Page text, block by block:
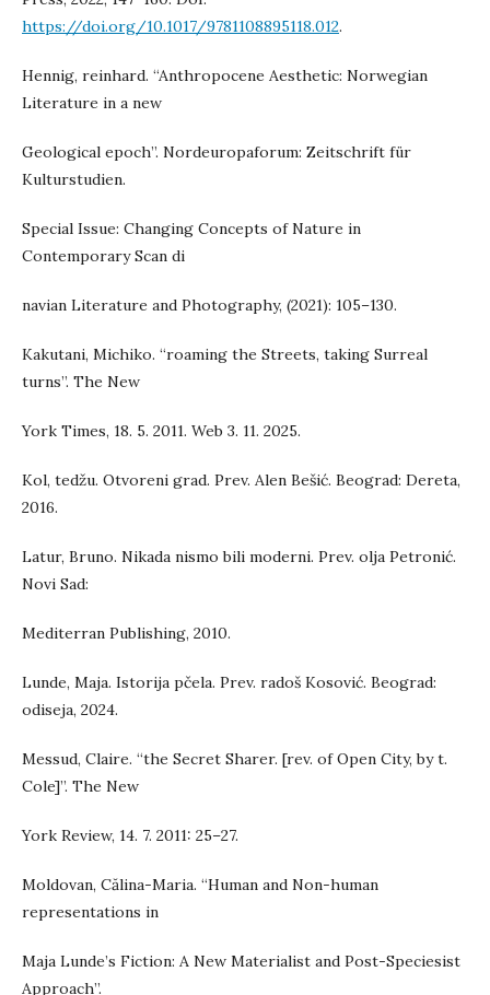
https://doi.org/10.1017/9781108895118.012.
Hennig, reinhard. “Anthropocene Aesthetic: Norwegian
Literature in a new
Geological epoch”. Nordeuropaforum: Zeitschrift für
Kulturstudien.
Special Issue: Changing Concepts of Nature in
Contemporary Scan di
navian Literature and Photography, (2021): 105–130.
Kakutani, Michiko. “roaming the Streets, taking Surreal
turns”. The New
York Times, 18. 5. 2011. Web 3. 11. 2025.
Kol, tedžu. Otvoreni grad. Prev. Alen Bešić. Beograd: Dereta,
2016.
Latur, Bruno. Nikada nismo bili moderni. Prev. olja Petronić.
Novi Sad:
Mediterran Publishing, 2010.
Lunde, Maja. Istorija pčela. Prev. radoš Kosović. Beograd:
odiseja, 2024.
Messud, Claire. “the Secret Sharer. [rev. of Open City, by t.
Cole]”. The New
York Review, 14. 7. 2011: 25–27.
Moldovan, Călina-Maria. “Human and Non-human
representations in
Maja Lunde’s Fiction: A New Materialist and Post-Speciesist
Approach”.